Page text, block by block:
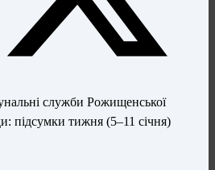
служби Рожищенської
підсумки тижня (5–11 січня)